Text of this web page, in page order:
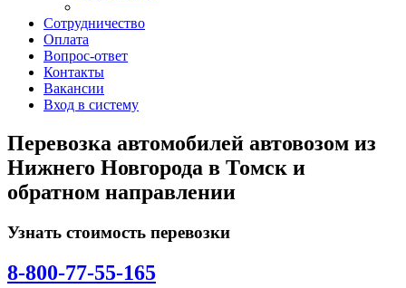
Сотрудничество
Оплата
Вопрос-ответ
Контакты
Вакансии
Вход в систему
Перевозка автомобилей автовозом из
Нижнего Новгорода в Томск и
обратном направлении
Узнать стоимость перевозки
8-800-77-55-165